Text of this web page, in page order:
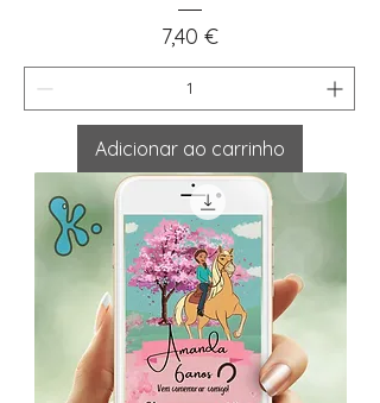
Preço
7,40 €
Adicionar ao carrinho